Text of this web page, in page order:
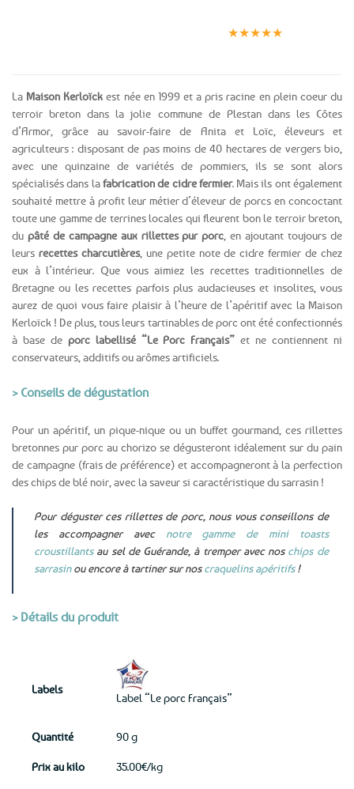
★★★★★
La Maison Kerloïck est née en 1999 et a pris racine en plein coeur du
terroir breton dans la jolie commune de Plestan dans les Côtes
d’Armor, grâce au savoir-faire de Anita et Loïc, éleveurs et
agriculteurs : disposant de pas moins de 40 hectares de vergers bio,
avec une quinzaine de variétés de pommiers, ils se sont alors
spécialisés dans lafabrication de cidre fermier. Mais ils ont également
souhaité mettre à profit leur métier d’éleveur de porcs en concoctant
toute une gamme de terrines locales qui fleurent bon le terroir breton,
du pâté de campagne aux rillettes pur porc , en ajoutant toujours de
leurs recettes charcutières, une petite note de cidre fermier de chez
eux à l’intérieur. Que vous aimiez les recettes traditionnelles de
Bretagne ou les recettes parfois plus audacieuses et insolites, vous
aurez de quoi vous faire plaisir à l’heure de l’apéritif avec la Maison
Kerloïck ! De plus, tous leurs tartinables de porc ont été confectionnés
à base de porc labellisé “Le Porc Français” et ne contiennent ni
conservateurs, additifs ou arômes artificiels.
> Conseils de dégustation
Pour un apéritif, un pique-nique ou un buffet gourmand, ces rillettes
bretonnes pur porc au chorizo se dégusteront idéalement sur du pain
de campagne (frais de préférence) et accompagneront à la perfection
des chips de blé noir, avec la saveur si caractéristique du sarrasin !
Pour déguster ces rillettes de porc, nous vous conseillons de
les accompagner avec notre gamme de mini toasts
croustillantsau sel de Guérande, à tremper avec nos chips de
sarrasinou encore à tartiner sur noscraquelins apéritifs!
> Détails du produit
Labels
Label “Le porc Français”
Quantité 90 g
Prix au kilo 35.00€/kg